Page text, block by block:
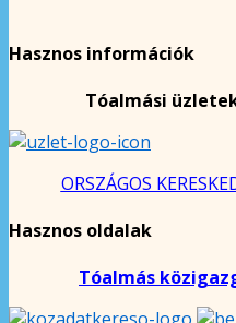
Hasznos információk
Tóalmási
ORSZÁGOS
Hasznos oldalak
Tóalmás